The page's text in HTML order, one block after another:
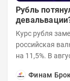
Рубль
Курс рубля
российская
на 11,5%. В
Финам